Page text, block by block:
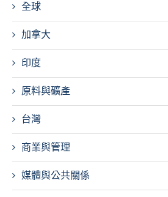
全球
加拿大
印度
原料與礦產
台灣
商業與管理
媒體與公共關係